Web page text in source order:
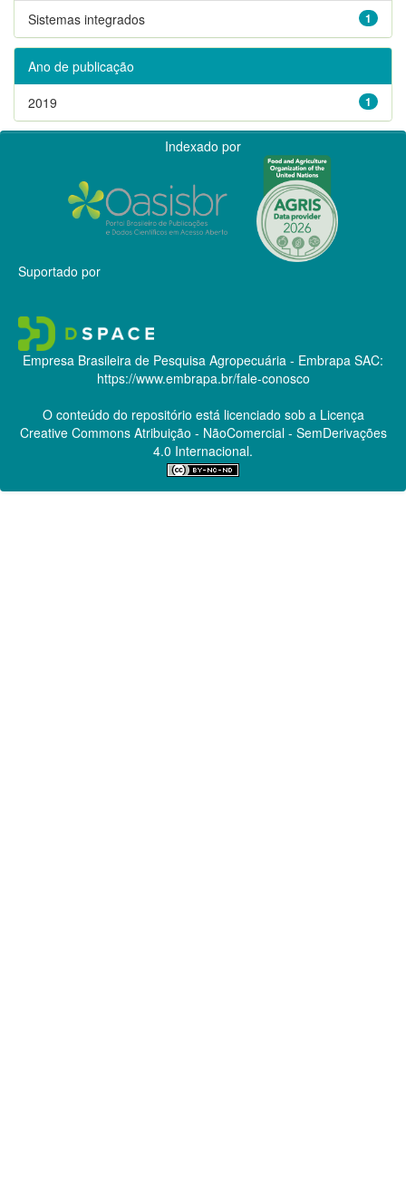
1
Sistemas integrados
Ano de publicação
1
2019
Indexado por
Suportado por
Empresa Brasileira de Pesquisa Agropecuária - Embrapa SAC:
https://www.embrapa.br/fale-conosco
O conteúdo do repositório está licenciado sob a Licença
Creative CommonsAtribuição - NãoComercial - SemDerivações
4.0 Internacional.